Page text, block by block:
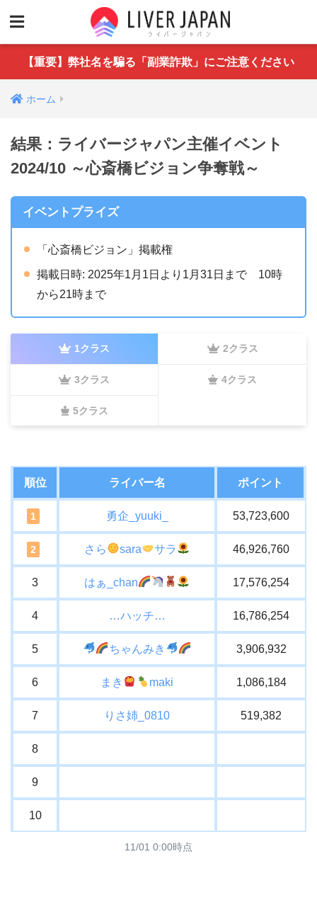
【重要】弊社名を騙る「副業詐欺」にご注意ください
ホーム
結果：ライバージャパン主催イベント
2024/10 ～心斎橋ビジョン争奪戦～
イベントプライズ
「心斎橋ビジョン」掲載権
掲載日時: 2025年1月1日より1月31日まで 10時
から21時まで
1クラス 2クラス
3クラス 4クラス
5クラス
順位 ライバー名 ポイント
1 勇企_yuuki_ 53,723,600
2 さら sara サラ 46,926,760
3 はぁ_chan 17,576,254
4 …ハッチ… 16,786,254
5 ちゃんみき 3,906,932
6 まき maki 1,086,184
7 りさ姉_0810 519,382
8
9
10
11/01 0:00時点